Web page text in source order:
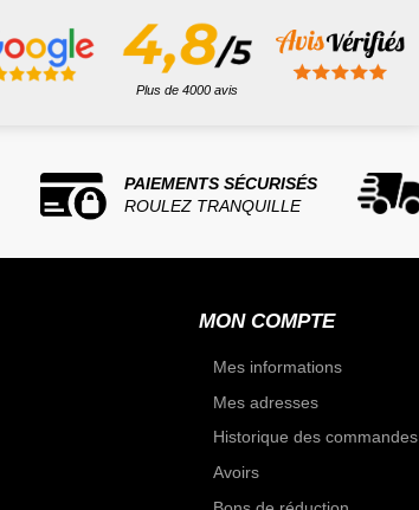
Plus de 4000 avis
PAIEMENTS SÉCURISÉS
ROULEZ TRANQUILLE
MON COMPTE
Mes informations
Mes adresses
Historique des commandes
Avoirs